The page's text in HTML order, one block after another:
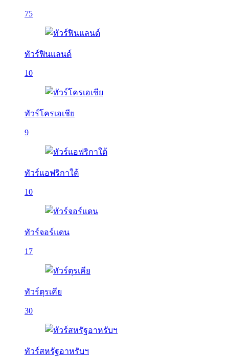
75
ทัวร์ฟินแลนด์
10
ทัวร์โครเอเชีย
9
ทัวร์แอฟริกาใต้
10
ทัวร์จอร์แดน
17
ทัวร์ตุรเคีย
30
ทัวร์สหรัฐอาหรับฯ